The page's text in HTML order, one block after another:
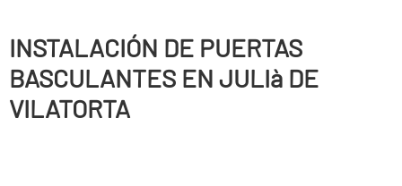
INSTALACIÓN DE PUERTAS
BASCULANTES EN JULIà DE
VILATORTA